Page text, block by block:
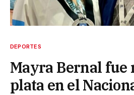
DEPORTES
Mayra Bernal fue
plata en el